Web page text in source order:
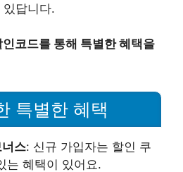
답니다.
코드를 통해 특별한 혜택을
특별한 혜택
스: 신규 가입자는 할인 쿠
는 혜택이 있어요.